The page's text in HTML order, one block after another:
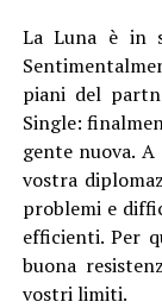
La Luna è in
piani del
Single:
gente nuova.
vostra
problemi e
efficienti. Per
buona
vostri limiti.